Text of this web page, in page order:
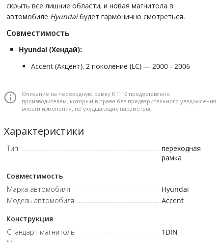
скрыть все лишние области, и новая магнитола в
автомобиле Hyundaiбудет гармонично смотреться.
Совместимость
Hyundai (Хендай):
Accent (Акцент), 2 поколение (LC) — 2000 - 2006
Описание на переходную рамку K1110 предоставлено
производителем, который в праве без предварительного уведомления
внести изменения, не ухудшающих параметры.
Характеристики
Тип
переходная
рамка
Совместимость
Марка автомобиля
Hyundai
Модель автомобиля
Accent
Конструкция
Стандарт магнитолы
1DIN